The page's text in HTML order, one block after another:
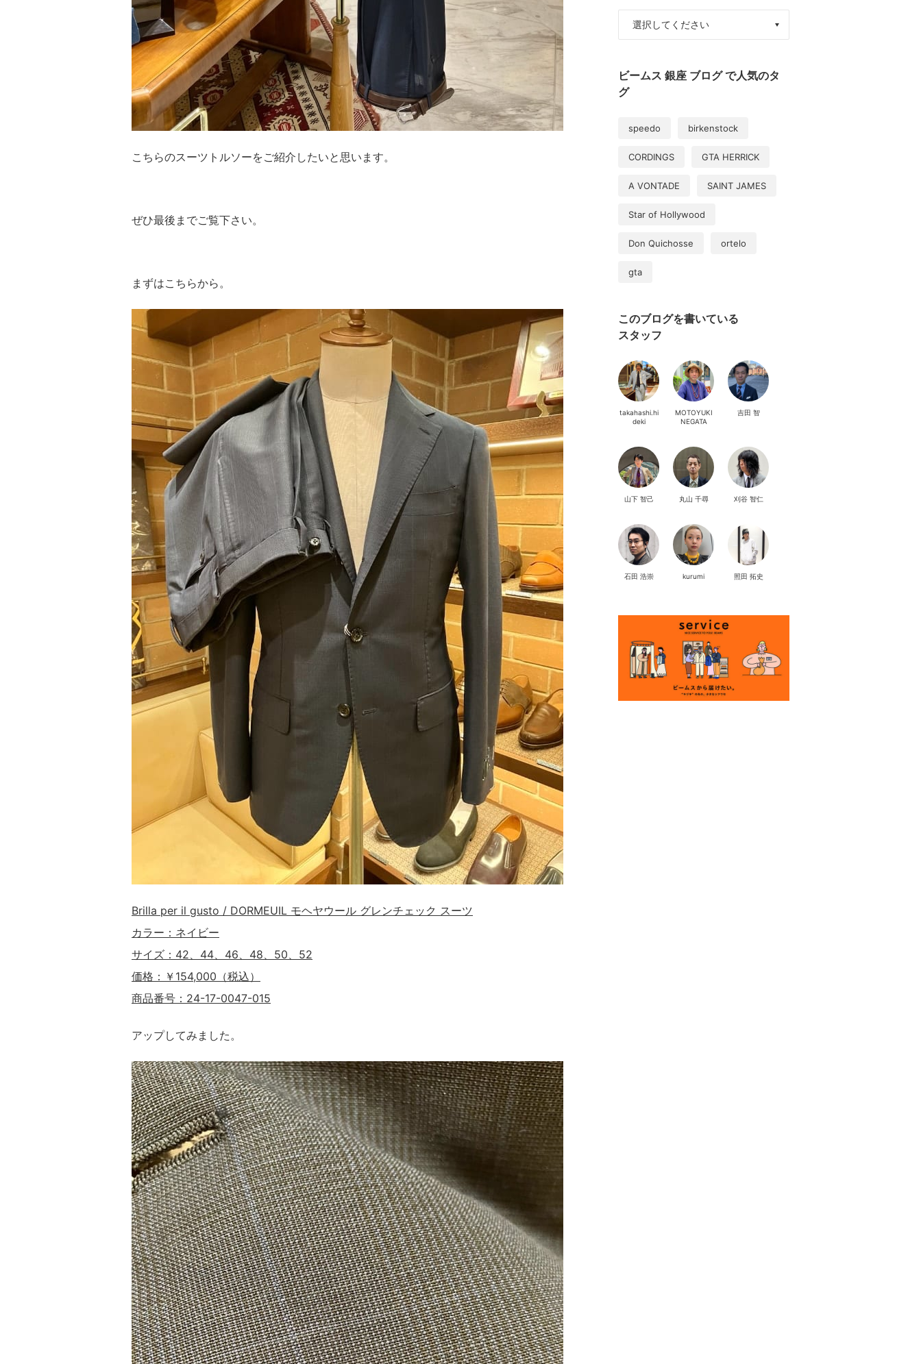
こちらのスーツトルソーをご紹介したいと思います。
ぜひ最後までご覧下さい。
まずはこちらから。
Brilla per il gusto / DORMEUIL モヘヤウール グレンチェック スーツ
カラー：ネイビー
サイズ：42、44、46、48、50、52
価格：￥154,000（税込）
商品番号：24-17-0047-015
アップしてみました。
ビームス 銀座 ブログ で人気のタ
グ
speedo birkenstock
CORDINGS GTA HERRICK
A VONTADE SAINT JAMES
Star of Hollywood
Don Quichosse ortelo
gta
このブログを書いている
スタッフ
takahashi.hi
deki
MOTOYUKI
NEGATA
吉田 智
山下 智己 丸山 千尋 刈谷 智仁
石田 浩崇 kurumi 照田 拓史